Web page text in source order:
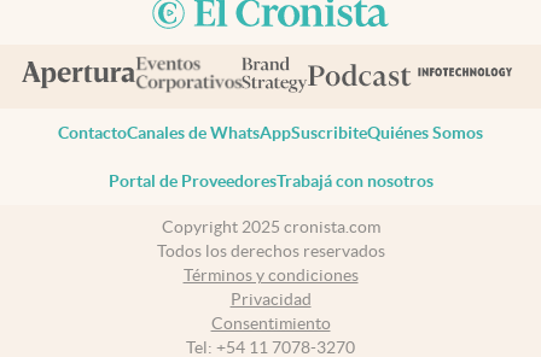
ContactoCanales de WhatsAppSuscribiteQuiénes Somos
Portal de ProveedoresTrabajá con nosotros
Copyright 2025 cronista.com
Todos los derechos reservados
Términos y condiciones
Privacidad
Consentimiento
Tel: +54 11 7078-3270